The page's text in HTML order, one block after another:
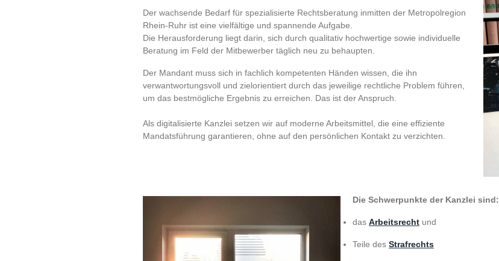
Der wachsende Bedarf für spezialisierte Rechtsberatung inmitten der Metropolregion
Rhein-Ruhr ist eine vielfältige und spannende Aufgabe.
Die Herausforderung liegt darin, sich durch qualitativ hochwertige sowie individuelle
Beratung im Feld der Mitbewerber täglich neu zu behaupten.
Der Mandant muss sich in fachlich kompetenten Händen wissen, die ihn
verwantwortungsvoll und zielorientiert durch das jeweilige rechtliche Problem führen,
um das bestmögliche Ergebnis zu erreichen. Das ist der Anspruch.
Als digitalisierte Kanzlei setzen wir auf moderne Arbeitsmittel, die eine effiziente
Mandatsführung garantieren, ohne auf den persönlichen Kontakt zu verzichten.
Die Schwerpunkte der Kanzlei sind:
das Arbeitsrecht und
Teile des Strafrechts